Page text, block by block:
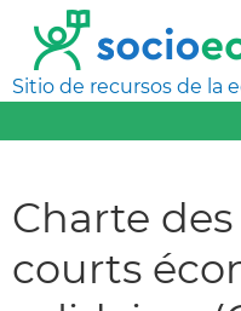
Sitio de recursos de la
Charte
courts